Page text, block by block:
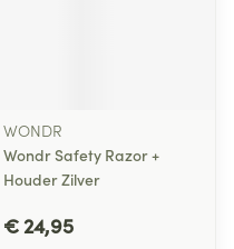
WONDR
Wondr Safety Razor +
Houder Zilver
€ 24,95